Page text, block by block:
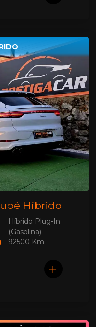
Híbrido
Híbrido Plug-In
(Gasolina)
92500 Km